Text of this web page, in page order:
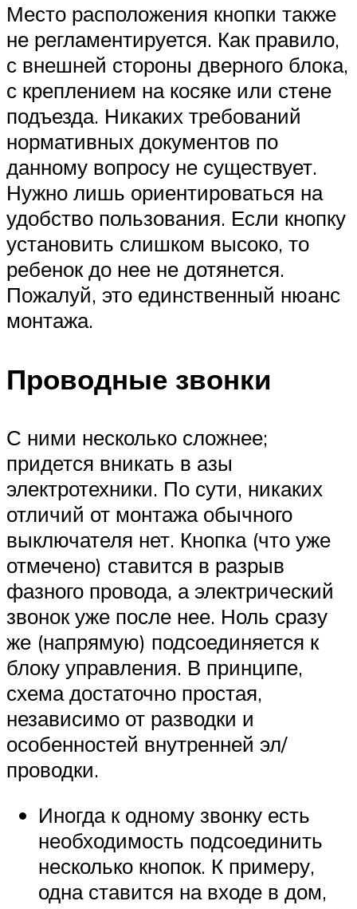
Место расположения кнопки также
не регламентируется. Как правило,
с внешней стороны дверного блока,
с креплением на косяке или стене
подъезда. Никаких требований
нормативных документов по
данному вопросу не существует.
Нужно лишь ориентироваться на
удобство пользования. Если кнопку
установить слишком высоко, то
ребенок до нее не дотянется.
Пожалуй, это единственный нюанс
монтажа.
Проводные звонки
С ними несколько сложнее;
придется вникать в азы
электротехники. По сути, никаких
отличий от монтажа обычного
выключателя нет. Кнопка (что уже
отмечено) ставится в разрыв
фазного провода, а электрический
звонок уже после нее. Ноль сразу
же (напрямую) подсоединяется к
блоку управления. В принципе,
схема достаточно простая,
независимо от разводки и
особенностей внутренней эл/
проводки.
Иногда к одному звонку есть
необходимость подсоединить
несколько кнопок. К примеру,
одна ставится на входе в дом,